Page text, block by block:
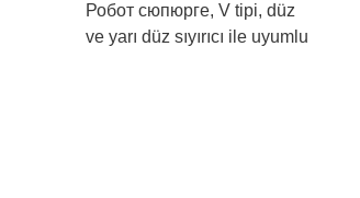
Робот сюпюрге, V tipi, düz
ve yarı düz sıyırıcı ile uyumlu